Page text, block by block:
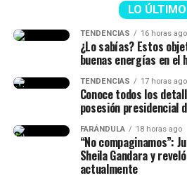
Es uno de los
cíclopes más
. Este gigante de un solo
sus hombres dentro de una cueva.
LO ÚLTIMO
TENDENCIAS 16 horas ago
¿Lo sabías? Estos
buenas energías en el
TENDENCIAS 17 horas ago
Conoce todos los
posesión presidencial
FARÁNDULA 18 horas ago
“No compaginamos”:
Sheila Gandara y
actualmente